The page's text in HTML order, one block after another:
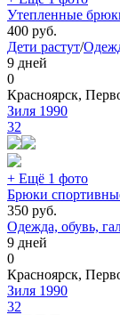
Утепленные
400 руб.
Дети растут/
9 дней
0
Красноярск,
Зиля 1990
32
+ Ещё 1 фото
Брюки
350 руб.
Одежда, обувь,
9 дней
0
Красноярск,
Зиля 1990
32